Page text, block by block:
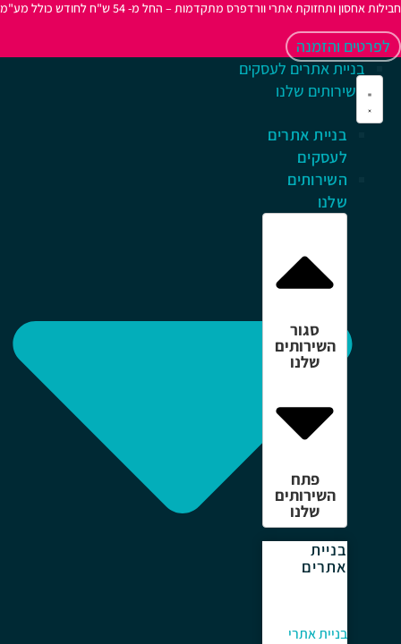
אחסון ותחזוקת אתרי וורדפרס מתקדמות – החל מ- 54 ש"ח לחודש כולל מע"מ
לפרטים והזמנה
בניית אתרים
לעסקים
השירותים
שלנו
סגור
השירותים
שלנו
פתח
השירותים
שלנו
בניית
אתרים
בניית אתרי
בניית אתרים לעסקים
השירותים שלנו